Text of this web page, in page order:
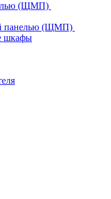
(ЩМП)
панелью (ЩМП)
шкафы